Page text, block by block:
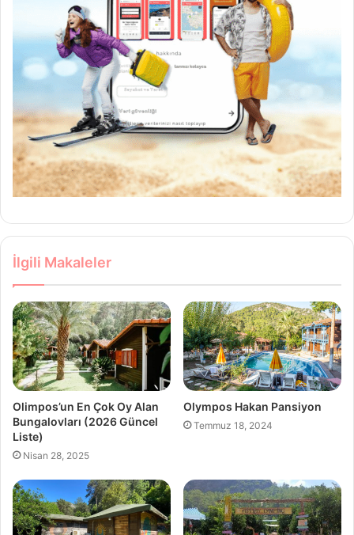
İlgili Makaleler
Olimpos’un En Çok Oy Alan
Bungalovları (2026 Güncel
Liste)
Nisan 28, 2025
Olympos Hakan Pansiyon
Temmuz 18, 2024